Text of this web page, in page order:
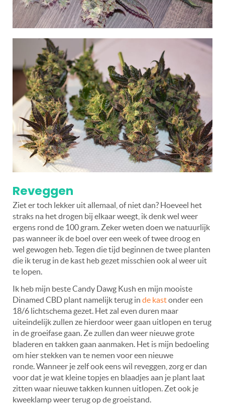
Reveggen
Ziet er toch lekker uit allemaal, of niet dan? Hoeveel het
straks na het drogen bij elkaar weegt, ik denk wel weer
ergens rond de 100 gram. Zeker weten doen we natuurlijk
pas wanneer ik de boel over een week of twee droog en
wel gewogen heb. Tegen die tijd beginnen de twee planten
die ik terug in de kast heb gezet misschien ook al weer uit
te lopen.
Ik heb mijn beste Candy Dawg Kush en mijn mooiste
Dinamed CBD plant namelijk terug in de kastonder een
18/6 lichtschema gezet. Het zal even duren maar
uiteindelijk zullen ze hierdoor weer gaan uitlopen en terug
in de groeifase gaan. Ze zullen dan weer nieuwe grote
bladeren en takken gaan aanmaken. Het is mijn bedoeling
om hier stekken van te nemen voor een nieuwe
ronde. Wanneer je zelf ook eens wil reveggen, zorg er dan
voor dat je wat kleine topjes en blaadjes aan je plant laat
zitten waar nieuwe takken kunnen uitlopen. Zet ook je
kweeklamp weer terug op de groeistand.